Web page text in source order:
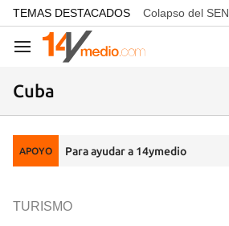
common.go-to-content
TEMAS DESTACADOS Colapso del SEN
Navegación
Cuba
APOYO Para ayudar a 14ymedio
TURISMO